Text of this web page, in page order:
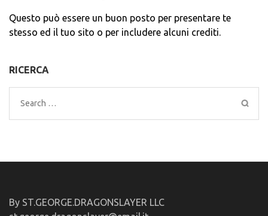
Questo può essere un buon posto per presentare te
stesso ed il tuo sito o per includere alcuni crediti.
RICERCA
Search
for:
By ST.GEORGE.DRAGONSLAYER LLC